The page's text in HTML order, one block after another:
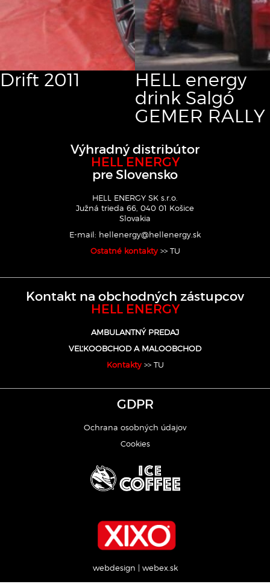
Drift 2011
HELL energy
drink Salgó
GEMER RALLY
Výhradný distribútor
HELL ENERGY
pre Slovensko
HELL ENERGY SK s.r.o.
Južná trieda 66, 040 01 Košice
Slovakia
E-mail: hellenergy@hellenergy.sk
Ostatné kontakty>> TU
Kontakt na obchodných zástupcov
HELL ENERGY
AMBULANTNÝ PREDAJ
VEĽKOOBCHOD A MALOOBCHOD
Kontakty>> TU
GDPR
Ochrana osobných údajov
Cookies
webdesign webex.sk